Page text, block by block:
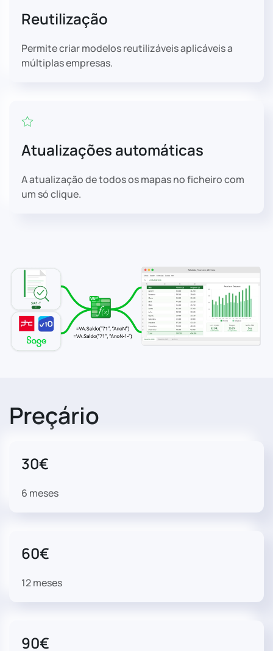
Reutilização
Permite criar modelos reutilizáveis aplicáveis a
múltiplas empresas.
Atualizações automáticas
A atualização de todos os mapas no ficheiro com
um só clique.
Preçário
30€
6 meses
60€
12 meses
90€